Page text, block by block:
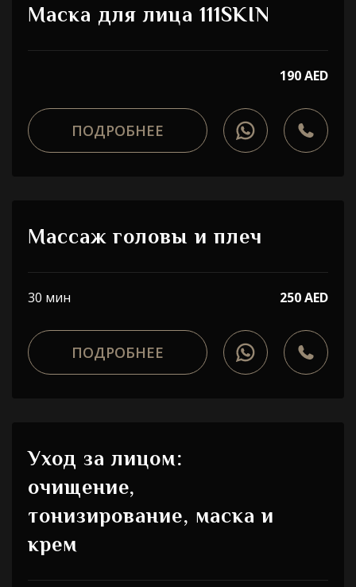
Маска для лица 111SKIN
190 AED
ПОДРОБНЕЕ
Массаж головы и плеч
30 мин 250 AED
ПОДРОБНЕЕ
Уход за лицом:
очищение,
тонизирование, маска и
крем